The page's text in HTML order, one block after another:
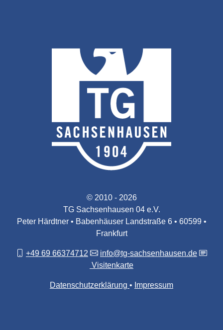
© 2010 - 2026
TG Sachsenhausen 04 e.V.
Peter Härdtner • Babenhäuser Landstraße 6 • 60599 •
Frankfurt
+49 69 66374712
info@tg-sachsenhausen.de
Visitenkarte
Datenschutzerklärung Impressum